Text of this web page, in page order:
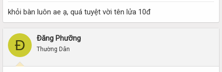
khỏi bàn luôn ae ạ, quá tuyệt vời tên lửa 10đ
Đ Đăng Phưỡng
Thường Dân